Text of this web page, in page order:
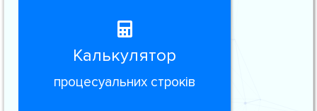
Калькулятор
процесуальних строків